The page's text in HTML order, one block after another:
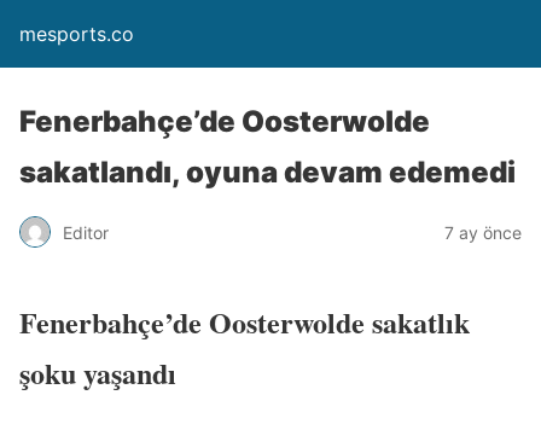
mesports.co
Fenerbahçe’de Oosterwolde
sakatlandı, oyuna devam edemedi
Editor 7 ay önce
Fenerbahçe’de Oosterwolde sakatlık
şoku yaşandı